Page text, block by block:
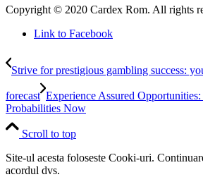
Copyright © 2020 Cardex Rom. All rights
Link to Facebook
Strive for prestigious gambling success:
forecast Experience Assured
Probabilities Now
Scroll to top
Site-ul acesta foloseste Cooki-uri.
acordul dvs.